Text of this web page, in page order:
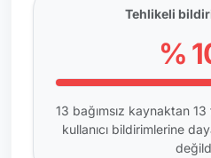
Tehlikeli
%
13 bağımsız kaynaktan
kullanıcı bildirimlerine